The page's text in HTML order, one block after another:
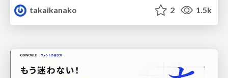
takaikanako
2 1.5k